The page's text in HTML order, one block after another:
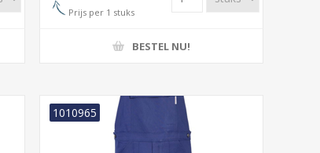
Prijs per 1 stuks
BESTEL NU!
1010965